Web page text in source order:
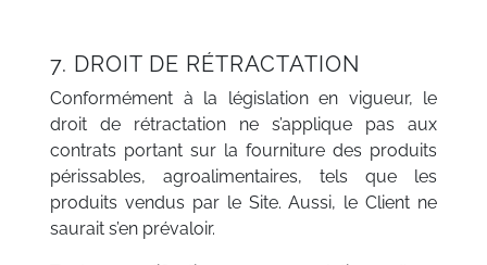
7. DROIT DE RÉTRACTATION
Conformément à la législation en vigueur, le
droit de rétractation ne s’applique pas aux
contrats portant sur la fourniture des produits
périssables, agroalimentaires, tels que les
produits vendus par le Site. Aussi, le Client ne
saurait s’en prévaloir.